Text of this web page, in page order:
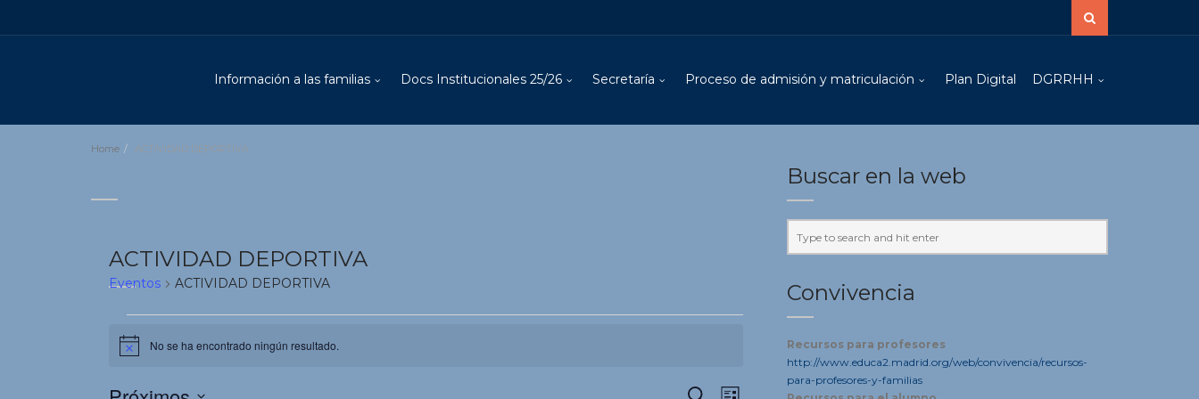
Información a las familias Docs Institucionales 25/26 Secretaría Proceso de admisión y matriculación Plan Digital DGRRHH
Home ACTIVIDAD DEPORTIVA
ACTIVIDAD DEPORTIVA
Eventos ACTIVIDAD DEPORTIVA
Aviso No se ha encontrado ningún resultado.
Navegación
BuscarNavegación
Buscar en la web
Convivencia
Recursos para profesores
http://www.educa2.madrid.org/web/convivencia/recursos-
para-profesores-y-familias